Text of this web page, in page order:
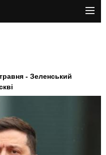
- Зеленський